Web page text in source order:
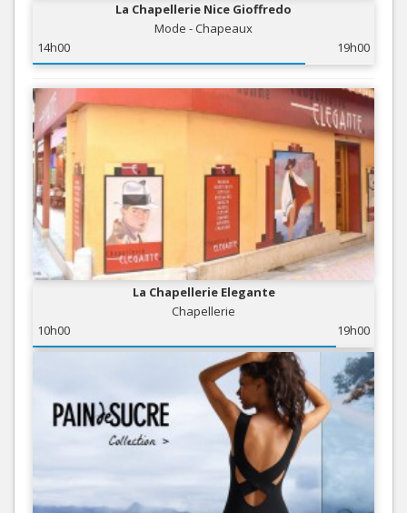
La Chapellerie Nice Gioffredo
Mode - Chapeaux
14h00
19h00
La Chapellerie Elegante
Chapellerie
10h00
19h00